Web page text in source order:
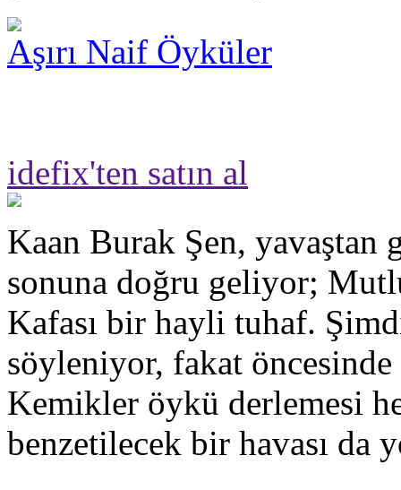
Aşırı Naif Öyküler
idefix'ten satın al
Kaan Burak Şen, yavaştan
sonuna doğru geliyor;
Kafası bir hayli tuhaf.
söyleniyor, fakat
Kemikler öykü derlemesi
benzetilecek bir havası da